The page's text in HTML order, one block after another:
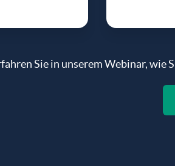
Sie in unserem Webinar, wie